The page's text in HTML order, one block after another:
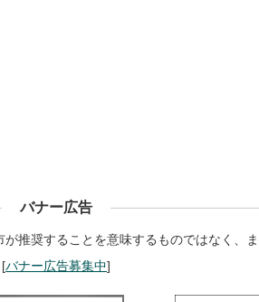
バナー広告
推奨することを意味するものではなく、
[バナー広告募集中]